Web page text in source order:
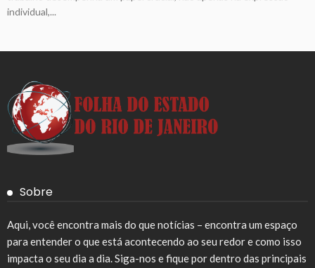
individual,...
Sobre
Aqui, você encontra mais do que notícias – encontra um espaço
para entender o que está acontecendo ao seu redor e como isso
impacta o seu dia a dia. Siga-nos e fique por dentro das principais